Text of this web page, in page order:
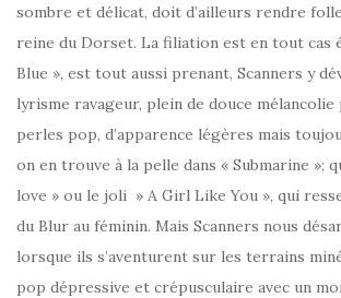
sombre et délicat, doit d’ailleurs rendre
reine du Dorset. La filiation est en tout cas
Blue », est tout aussi prenant, Scanners y
lyrisme ravageur, plein de douce
perles pop, d’apparence légères mais
on en trouve à la pelle dans « Submarine »;
love » ou le joli » A Girl Like You », qui
du Blur au féminin. Mais Scanners nous
lorsque ils s’aventurent sur les terrains
pop dépressive et crépusculaire avec un